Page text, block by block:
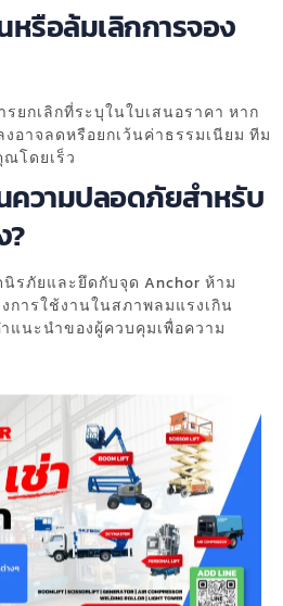
หรือล้มเลิกการจอง
ยกเลิกที่ระบุในใบเสนอราคา หาก
อาจลดหรือยกเว้นค่าธรรมเนียม ทีม
โดยเร็ว
วามปลอดภัยสำหรับ
?
รภัยและยึดกับจุด Anchor ห้าม
การใช้งานในสภาพลมแรงเกิน
แนะนำของผู้ควบคุมเพื่อความ